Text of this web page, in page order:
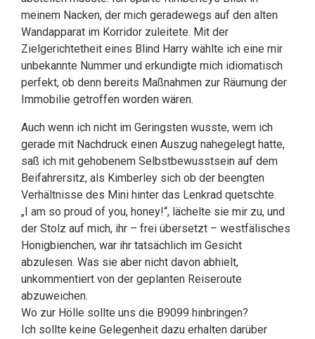
meinem Nacken, der mich geradewegs auf den alten
Wandapparat im Korridor zuleitete. Mit der
Zielgerichtetheit eines Blind Harry wählte ich eine mir
unbekannte Nummer und erkundigte mich idiomatisch
perfekt, ob denn bereits Maßnahmen zur Räumung der
Immobilie getroffen worden wären.
Auch wenn ich nicht im Geringsten wusste, wem ich
gerade mit Nachdruck einen Auszug nahegelegt hatte,
saß ich mit gehobenem Selbstbewusstsein auf dem
Beifahrersitz, als Kimberley sich ob der beengten
Verhältnisse des Mini hinter das Lenkrad quetschte.
„I am so proud of you, honey!“, lächelte sie mir zu, und
der Stolz auf mich, ihr – frei übersetzt – westfälisches
Honigbienchen, war ihr tatsächlich im Gesicht
abzulesen. Was sie aber nicht davon abhielt,
unkommentiert von der geplanten Reiseroute
abzuweichen.
Wo zur Hölle sollte uns die B9099 hinbringen?
Ich sollte keine Gelegenheit dazu erhalten darüber